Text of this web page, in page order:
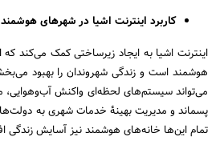
کاربرد اینترنت اشیا در شهرهای
اینترنت اشیا به ایجاد زیرساختی کمک می‌کند
هوشمند است و زندگی شهروندان را بهبود
می‌تواند سیستم‌های لحظه‌ای واکنش آب‌و‌هوایی،
پسماند و مدیریت بهینۀ خدمات شهری به
تمام این‌ها خانه‌های هوشمند نیز آسایش زندگی